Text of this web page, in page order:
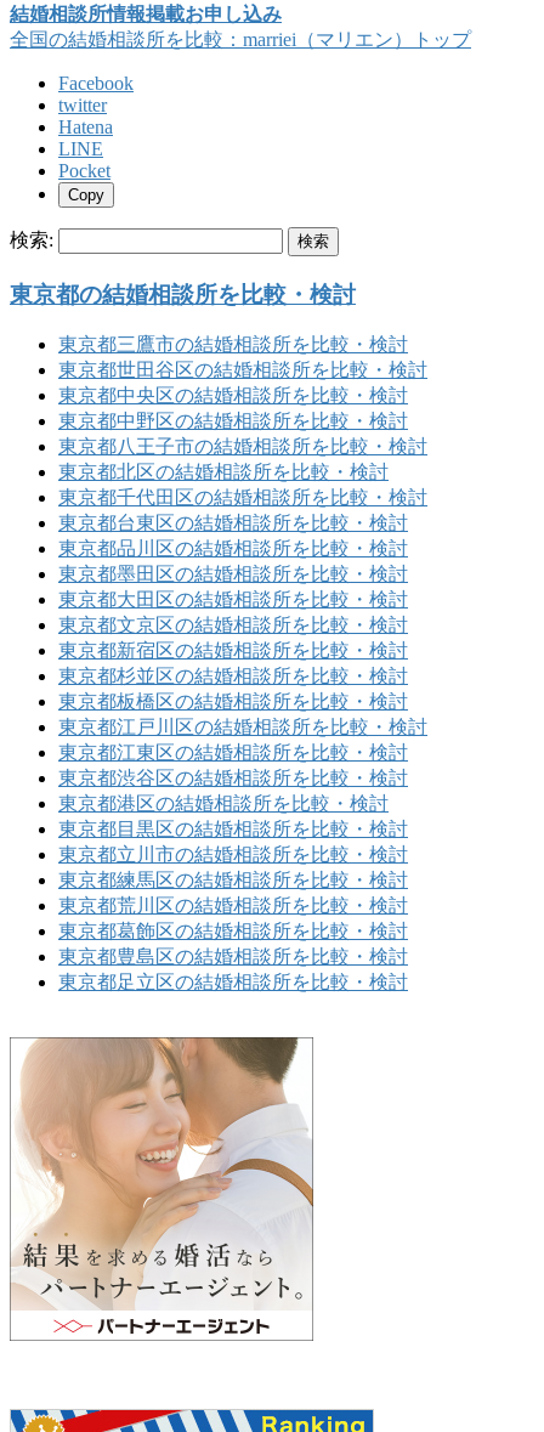
結婚相談所情報掲載お申し込み
全国の結婚相談所を比較：marriei（マリエン）トップ
Facebook
twitter
Hatena
LINE
Pocket
Copy
検索:
東京都の結婚相談所を比較・検討
東京都三鷹市の結婚相談所を比較・検討
東京都世田谷区の結婚相談所を比較・検討
東京都中央区の結婚相談所を比較・検討
東京都中野区の結婚相談所を比較・検討
東京都八王子市の結婚相談所を比較・検討
東京都北区の結婚相談所を比較・検討
東京都千代田区の結婚相談所を比較・検討
東京都台東区の結婚相談所を比較・検討
東京都品川区の結婚相談所を比較・検討
東京都墨田区の結婚相談所を比較・検討
東京都大田区の結婚相談所を比較・検討
東京都文京区の結婚相談所を比較・検討
東京都新宿区の結婚相談所を比較・検討
東京都杉並区の結婚相談所を比較・検討
東京都板橋区の結婚相談所を比較・検討
東京都江戸川区の結婚相談所を比較・検討
東京都江東区の結婚相談所を比較・検討
東京都渋谷区の結婚相談所を比較・検討
東京都港区の結婚相談所を比較・検討
東京都目黒区の結婚相談所を比較・検討
東京都立川市の結婚相談所を比較・検討
東京都練馬区の結婚相談所を比較・検討
東京都荒川区の結婚相談所を比較・検討
東京都葛飾区の結婚相談所を比較・検討
東京都豊島区の結婚相談所を比較・検討
東京都足立区の結婚相談所を比較・検討